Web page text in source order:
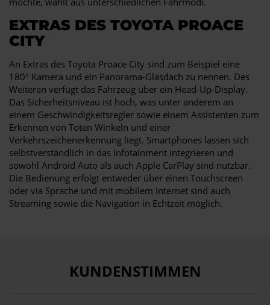
EXTRAS DES TOYOTA PROACE
CITY
An Extras des Toyota Proace City sind zum Beispiel eine
180° Kamera und ein Panorama-Glasdach zu nennen. Des
Weiteren verfügt das Fahrzeug über ein Head-Up-Display.
Das Sicherheitsniveau ist hoch, was unter anderem an
einem Geschwindigkeitsregler sowie einem Assistenten zum
Erkennen von Toten Winkeln und einer
Verkehrszeichenerkennung liegt. Smartphones lassen sich
selbstverständlich in das Infotainment integrieren und
sowohl Android Auto als auch Apple CarPlay sind nutzbar.
Die Bedienung erfolgt entweder über einen Touchscreen
oder via Sprache und mit mobilem Internet sind auch
Streaming sowie die Navigation in Echtzeit möglich.
KUNDENSTIMMEN